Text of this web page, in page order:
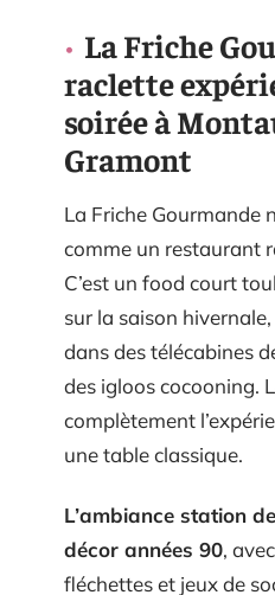
La Friche
raclette
soirée à
Gramont
La Friche Gourmande
comme un restaurant
C’est un food court
sur la saison
dans des télécabines
des igloos cocooning.
complètement
une table classique.
L’ambiance station
décor années 90,
fléchettes et jeux de